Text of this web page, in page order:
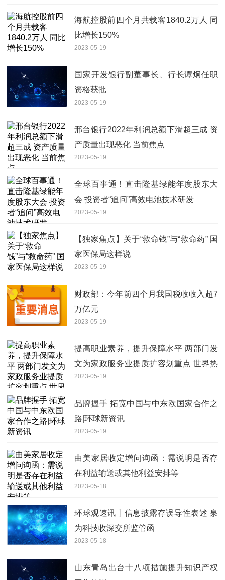
海航控股前四个月共载客1840.2万人 同
比增长150%
2023-05-19
国家开发银行副董事长、行长谭炯任职
资格获批
2023-05-19
邢台银行2022年利润总额下滑超三成 资
产质量出现恶化 当前焦点
2023-05-19
全球百事通！直击隆基绿能年度股东大
会 投资者“追问”高效电池技术研发
2023-05-19
【独家焦点】关于“救命钱”与“救命药” 国
家医保局这样说
2023-05-19
财政部：今年前四个月我国税收收入超7
万亿元
2023-05-19
提高职业素养，提升保障水平 两部门发
文为家政服务业提质扩容划重点 世界热
议
2023-05-19
品牌握手 拓宽中国与中东欧国家合作之
路|环球新资讯
2023-05-19
曲美家居收定增问询函：需说明是否存
在利益输送或其他利益安排等
2023-05-18
环球观速讯丨信息披露存误导性表述 泉
为科技收深交所监管函
2023-05-18
山东青岛出台十八项措施提升知识产权